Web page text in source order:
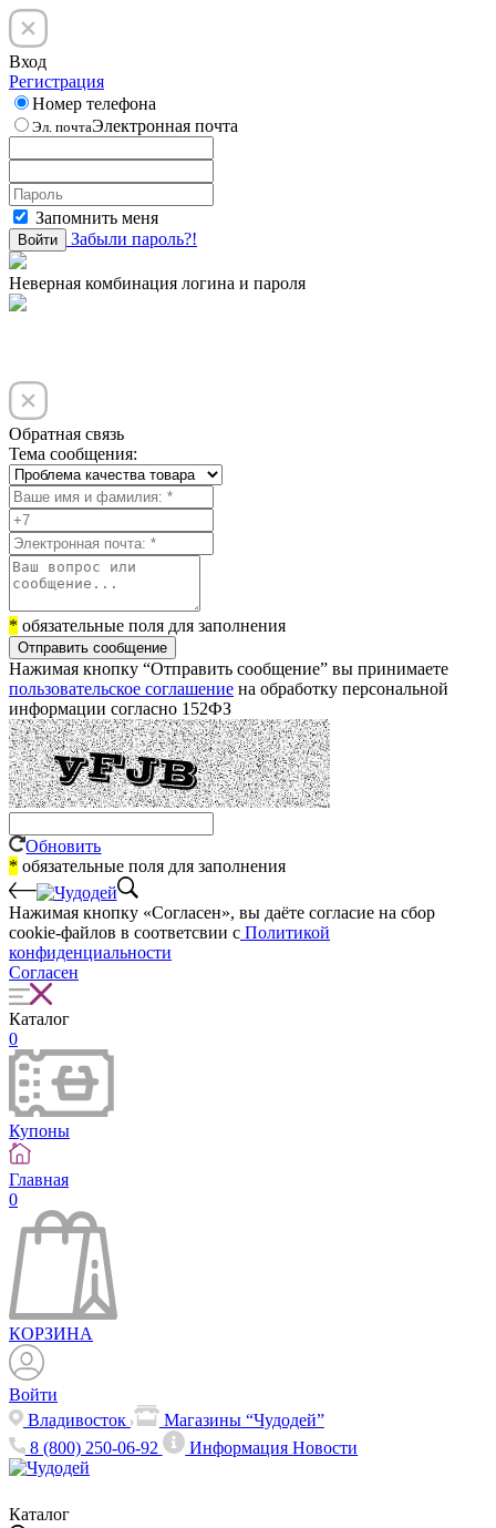
Вход
Регистрация
Номер телефона
Эл. почтаЭлектронная почта
Запомнить меня
Войти Забыли пароль?!
Неверная комбинация логина и пароля
Обратная связь
Тема сообщения:
* обязательные поля для заполнения
Отправить сообщение
Нажимая кнопку “Отправить сообщение” вы принимаете
пользовательское соглашение на обработку персональной
информации согласно 152ФЗ
Обновить
* обязательные поля для заполнения
Нажимая кнопку «Согласен», вы даёте cогласие на сбор
cookie-файлов в соответсвии с Политикой
конфиденциальности
Согласен
Каталог
0
Купоны
Главная
0
КОРЗИНА
Войти
Владивосток
Магазины “Чудодей”
8 (800) 250-06-92
ИнформацияНовости
Каталог